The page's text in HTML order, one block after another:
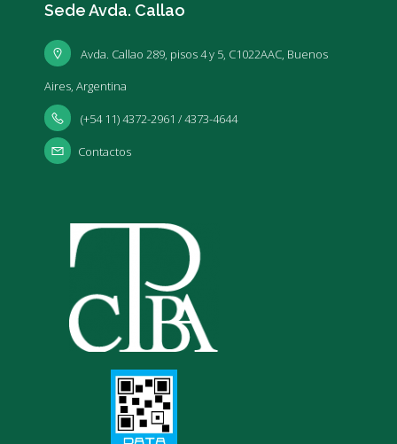
Sede Avda. Callao
Avda. Callao 289, pisos 4 y 5, C1022AAC, Buenos
Aires, Argentina
(+54 11) 4372-2961 / 4373-4644
Contactos